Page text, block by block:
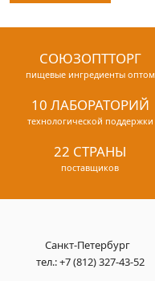
СОЮЗОПТТОРГ
пищевые ингредиенты оптом
10 ЛАБОРАТОРИЙ
технологической поддержки
22 СТРАНЫ
поставщиков
Санкт-Петербург
тел.:+7 (812) 327-43-52